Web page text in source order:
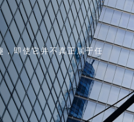
，即使它并不真正属于任